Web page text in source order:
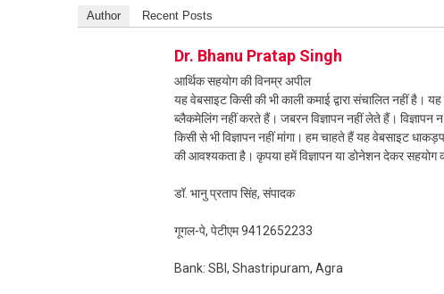
Author Recent Posts
Dr. Bhanu Pratap Singh
आर्थिक सहयोग की विनम्र अपील
यह वेबसाइट किसी की भी काली कमाई द्वारा संचालित नहीं है।
ब्लैकमेलिंग नहीं करते हैं। जबरन विज्ञापन नहीं लेते हैं।
किसी से भी विज्ञापन नहीं मांगा। हम चाहते हैं यह वेबसाइट
की आवश्यकता है। कृपया हमें विज्ञापन या डोनेशन देकर सहयोग
डॉ. भानु प्रताप सिंह, संपादक
गूगल-पे, पेटीएम 9412652233
Bank: SBI, Shastripuram, Agra